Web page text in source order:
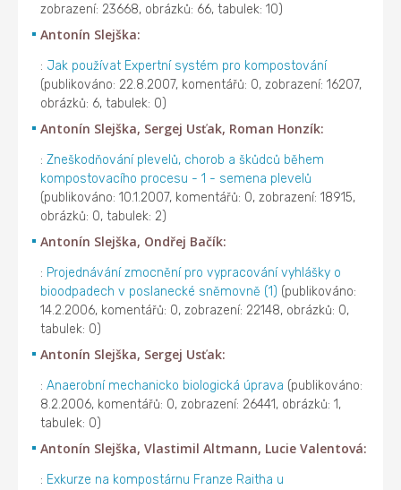
zobrazení: 23668, obrázků: 66, tabulek: 10)
Antonín Slejška:
: Jak používat Expertní systém pro kompostování
(publikováno: 22.8.2007, komentářů: 0, zobrazení: 16207,
obrázků: 6, tabulek: 0)
Antonín Slejška, Sergej Usťak, Roman Honzík:
:Zneškodňování plevelů, chorob a škůdců během
kompostovacího procesu - 1 - semena plevelů
(publikováno: 10.1.2007, komentářů: 0, zobrazení: 18915,
obrázků: 0, tabulek: 2)
Antonín Slejška, Ondřej Bačík:
: Projednávání zmocnění pro vypracování vyhlášky o
bioodpadech v poslanecké sněmovně (1) (publikováno:
14.2.2006, komentářů: 0, zobrazení: 22148, obrázků: 0,
tabulek: 0)
Antonín Slejška, Sergej Usťak:
:Anaerobní mechanicko biologická úprava (publikováno:
8.2.2006, komentářů: 0, zobrazení: 26441, obrázků: 1,
tabulek: 0)
Antonín Slejška, Vlastimil Altmann, Lucie Valentová:
: Exkurze na kompostárnu Franze Raitha u